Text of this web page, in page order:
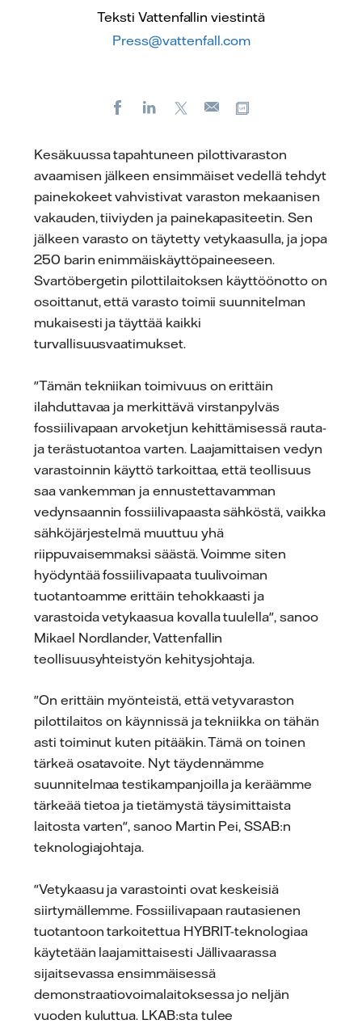
Teksti Vattenfallin viestintä
Press@vattenfall.com
FacebookLinkedIn
Sähköposti
Kesäkuussa tapahtuneen pilottivaraston
avaamisen jälkeen ensimmäiset vedellä tehdyt
painekokeet vahvistivat varaston mekaanisen
vakauden, tiiviyden ja painekapasiteetin. Sen
jälkeen varasto on täytetty vetykaasulla, ja jopa
250 barin enimmäiskäyttöpaineeseen.
Svartöbergetin pilottilaitoksen käyttöönotto on
osoittanut, että varasto toimii suunnitelman
mukaisesti ja täyttää kaikki
turvallisuusvaatimukset.
"Tämän tekniikan toimivuus on erittäin
ilahduttavaa ja merkittävä virstanpylväs
fossiilivapaan arvoketjun kehittämisessä rauta-
ja terästuotantoa varten. Laajamittaisen vedyn
varastoinnin käyttö tarkoittaa, että teollisuus
saa vankemman ja ennustettavamman
vedynsaannin fossiilivapaasta sähköstä, vaikka
sähköjärjestelmä muuttuu yhä
riippuvaisemmaksi säästä. Voimme siten
hyödyntää fossiilivapaata tuulivoiman
tuotantoamme erittäin tehokkaasti ja
varastoida vetykaasua kovalla tuulella", sanoo
Mikael Nordlander, Vattenfallin
teollisuusyhteistyön kehitysjohtaja.
"On erittäin myönteistä, että vetyvaraston
pilottilaitos on käynnissä ja tekniikka on tähän
asti toiminut kuten pitääkin. Tämä on toinen
tärkeä osatavoite. Nyt täydennämme
suunnitelmaa testikampanjoilla ja keräämme
tärkeää tietoa ja tietämystä täysimittaista
laitosta varten", sanoo Martin Pei, SSAB:n
teknologiajohtaja.
"Vetykaasu ja varastointi ovat keskeisiä
siirtymällemme. Fossiilivapaan rautasienen
tuotantoon tarkoitettua HYBRIT-teknologiaa
käytetään laajamittaisesti Jällivaarassa
sijaitsevassa ensimmäisessä
demonstraatiovoimalaitoksessa jo neljän
vuoden kuluttua. LKAB:sta tulee